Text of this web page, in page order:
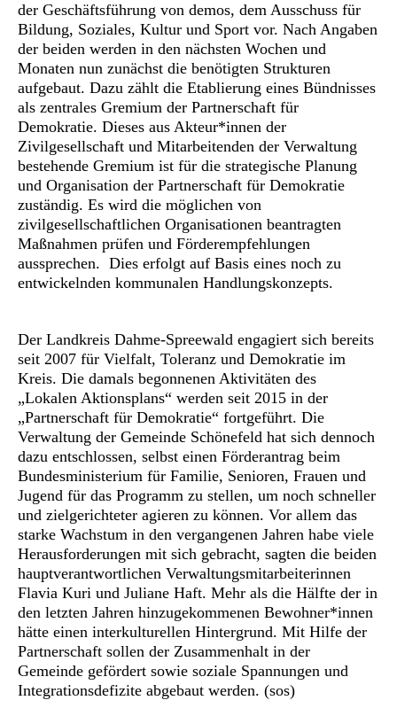
der Geschäftsführung von demos, dem Ausschuss für
Bildung, Soziales, Kultur und Sport vor. Nach Angaben
der beiden werden in den nächsten Wochen und
Monaten nun zunächst die benötigten Strukturen
aufgebaut. Dazu zählt die Etablierung eines Bündnisses
als zentrales Gremium der Partnerschaft für
Demokratie. Dieses aus Akteur*innen der
Zivilgesellschaft und Mitarbeitenden der Verwaltung
bestehende Gremium ist für die strategische Planung
und Organisation der Partnerschaft für Demokratie
zuständig. Es wird die möglichen von
zivilgesellschaftlichen Organisationen beantragten
Maßnahmen prüfen und Förderempfehlungen
aussprechen. Dies erfolgt auf Basis eines noch zu
entwickelnden kommunalen Handlungskonzepts.
Der Landkreis Dahme-Spreewald engagiert sich bereits
seit 2007 für Vielfalt, Toleranz und Demokratie im
Kreis. Die damals begonnenen Aktivitäten des
„Lokalen Aktionsplans“ werden seit 2015 in der
„Partnerschaft für Demokratie“ fortgeführt. Die
Verwaltung der Gemeinde Schönefeld hat sich dennoch
dazu entschlossen, selbst einen Förderantrag beim
Bundesministerium für Familie, Senioren, Frauen und
Jugend für das Programm zu stellen, um noch schneller
und zielgerichteter agieren zu können. Vor allem das
starke Wachstum in den vergangenen Jahren habe viele
Herausforderungen mit sich gebracht, sagten die beiden
hauptverantwortlichen Verwaltungsmitarbeiterinnen
Flavia Kuri und Juliane Haft. Mehr als die Hälfte der in
den letzten Jahren hinzugekommenen Bewohner*innen
hätte einen interkulturellen Hintergrund. Mit Hilfe der
Partnerschaft sollen der Zusammenhalt in der
Gemeinde gefördert sowie soziale Spannungen und
Integrationsdefizite abgebaut werden. (sos)